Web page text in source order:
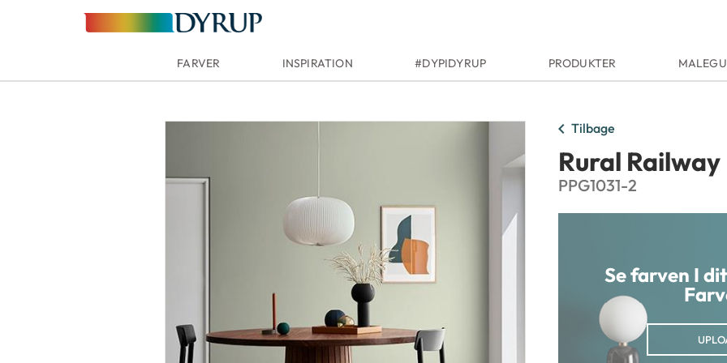
FARVER INSPIRATION #DYPIDYRUP PRODUKTER
chevron_left Tilbage
Rural Railway
PPG1031-2
Se farven I